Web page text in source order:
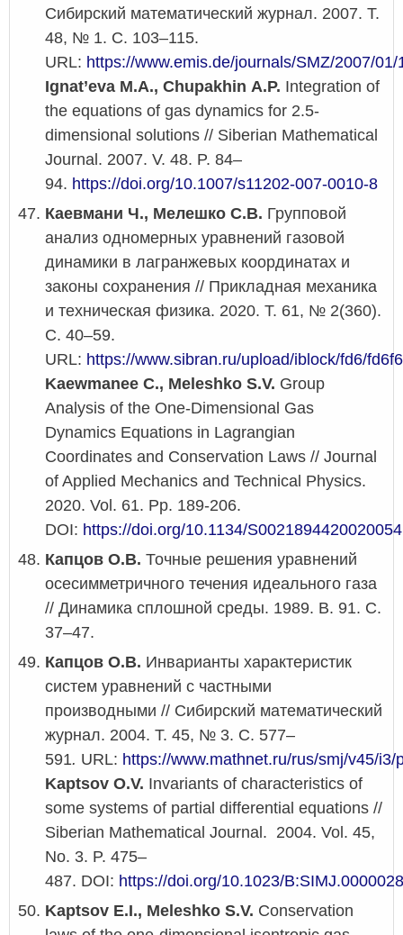
Сибирский математический журнал. 2007. Т.
48, № 1. С. 103–115.
URL: https://www.emis.de/journals/SMZ/2007/01/
Ignat’eva M.A., Chupakhin A.P. Integration of
the equations of gas dynamics for 2.5-
dimensional solutions // Siberian Mathematical
Journal. 2007. V. 48. P. 84–
94. https://doi.org/10.1007/s11202-007-0010-8
Каевмани Ч., Мелешко С.В. Групповой
анализ одномерных уравнений газовой
динамики в лагранжевых координатах и
законы сохранения // Прикладная механика
и техническая физика. 2020. Т. 61, № 2(360).
С. 40–59.
URL: https://www.sibran.ru/upload/iblock/fd6/
Kaewmanee C., Meleshko S.V. Group
Analysis of the One-Dimensional Gas
Dynamics Equations in Lagrangian
Coordinates and Conservation Laws // Journal
of Applied Mechanics and Technical Physics.
2020. Vol. 61. Pp. 189-206.
DOI: https://doi.org/10.1134/S0021894420020054
Капцов О.В. Точные решения уравнений
осесимметричного течения идеального газа
// Динамика сплошной среды. 1989. В. 91. С.
37–47.
Капцов О.В. Инварианты характеристик
систем уравнений с частными
производными // Сибирский математический
журнал. 2004. Т. 45, № 3. С. 577–
591. URL: https://www.mathnet.ru/rus/smj/v45/i3/
Kaptsov O.V. Invariants of characteristics of
some systems of partial differential equations //
Siberian Mathematical Journal. 2004. Vol. 45,
No. 3. P. 475–
487. DOI: https://doi.org/10.1023/
Kaptsov E.I., Meleshko S.V. Conservation